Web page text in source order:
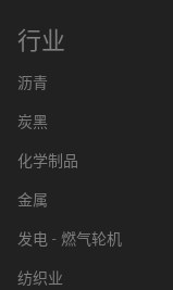
行业
沥青
炭黑
化学制品
金属
发电 - 燃气轮机
纺织业